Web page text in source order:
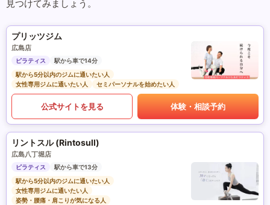
見つけてみましょう。
プリッツジム
広島店
ピラティス
駅から車で14分
駅から5分以内のジムに通いたい人
女性専用ジムに通いたい人
セミパーソナルを始めたい人
公式サイトを見る 体験・相談予約
リントスル (Rintosull)
広島八丁堀店
ピラティス
駅から車で13分
駅から5分以内のジムに通いたい人
女性専用ジムに通いたい人
姿勢・腰痛・肩こりが気になる人